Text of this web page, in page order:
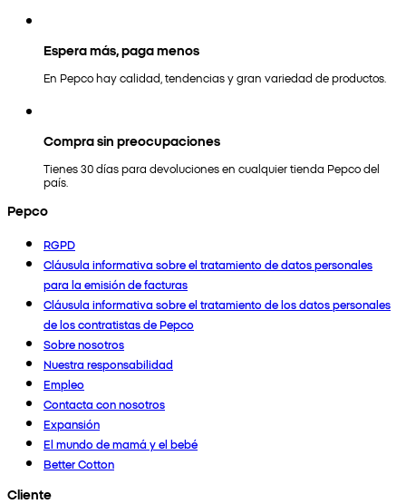
Espera más, paga menos
En Pepco hay calidad, tendencias y gran variedad de productos.
Compra sin preocupaciones
Tienes 30 días para devoluciones en cualquier tienda Pepco del
país.
Pepco
RGPD
Cláusula informativa sobre el tratamiento de datos personales
para la emisión de facturas
Cláusula informativa sobre el tratamiento de los datos personales
de los contratistas de Pepco
Sobre nosotros
Nuestra responsabilidad
Empleo
Contacta con nosotros
Expansión
El mundo de mamá y el bebé
Better Cotton
Cliente